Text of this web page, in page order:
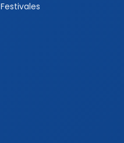
Festivales